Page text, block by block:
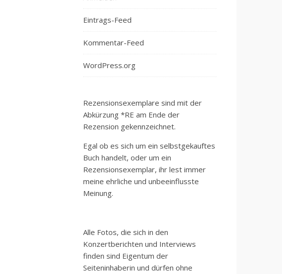
Eintrags-Feed
Kommentar-Feed
WordPress.org
Rezensionsexemplare sind mit der
Abkürzung *RE am Ende der
Rezension gekennzeichnet.
Egal ob es sich um ein selbstgekauftes
Buch handelt, oder um ein
Rezensionsexemplar, ihr lest immer
meine ehrliche und unbeeinflusste
Meinung.
Alle Fotos, die sich in den
Konzertberichten und Interviews
finden sind Eigentum der
Seiteninhaberin und dürfen ohne